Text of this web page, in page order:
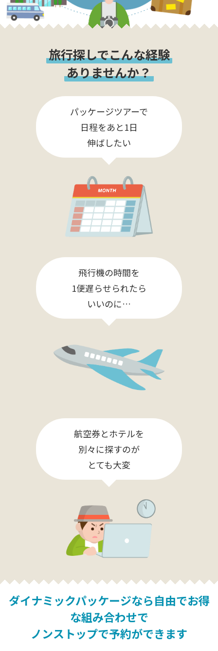
旅行探しでこんな経験
ありませんか？
パッケージツアーで
日程をあと1日
伸ばしたい
飛行機の時間を
1便遅らせられたら
いいのに…
航空券とホテルを
別々に探すのが
とても大変
ダイナミックパッケージなら自由でお得
な組み合わせで
ノンストップで予約ができます